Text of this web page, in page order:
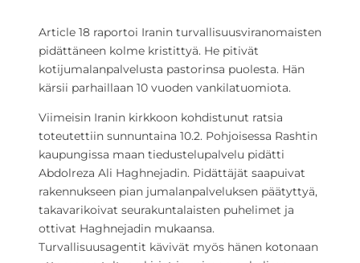
Article 18 raportoi Iranin turvallisuusviranomaisten
pidättäneen kolme kristittyä. He pitivät
kotijumalanpalvelusta pastorinsa puolesta. Hän
kärsii parhaillaan 10 vuoden vankilatuomiota.
Viimeisin Iranin kirkkoon kohdistunut ratsia
toteutettiin sunnuntaina 10.2. Pohjoisessa Rashtin
kaupungissa maan tiedustelupalvelu pidätti
Abdolreza Ali Haghnejadin. Pidättäjät saapuivat
rakennukseen pian jumalanpalveluksen päätyttyä,
takavarikoivat seurakuntalaisten puhelimet ja
ottivat Haghnejadin mukaansa.
Turvallisuusagentit kävivät myös hänen kotonaan